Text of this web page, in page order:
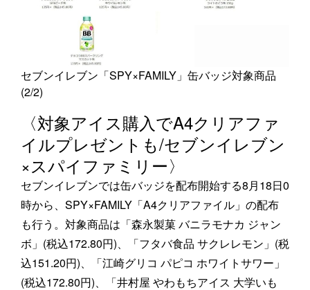
セブンイレブン「SPY×FAMILY」缶バッジ対象商品
(2/2)
〈対象アイス購入でA4クリアファ
イルプレゼントも/セブンイレブン
×スパイファミリー〉
セブンイレブンでは缶バッジを配布開始する8月18日0
時から、SPY×FAMILY「A4クリアファイル」の配布
も行う。対象商品は「森永製菓 バニラモナカ ジャン
ボ」(税込172.80円)、「フタバ食品 サクレレモン」(税
込151.20円)、「江崎グリコ パピコ ホワイトサワー」
(税込172.80円)、「井村屋 やわもちアイス 大学いも